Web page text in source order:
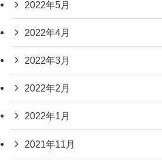
2022年5月
2022年4月
2022年3月
2022年2月
2022年1月
2021年11月